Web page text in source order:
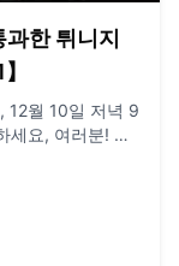
한 튀니지
만에 영상으로 인
이제 반년 정도
보는 느낌이었